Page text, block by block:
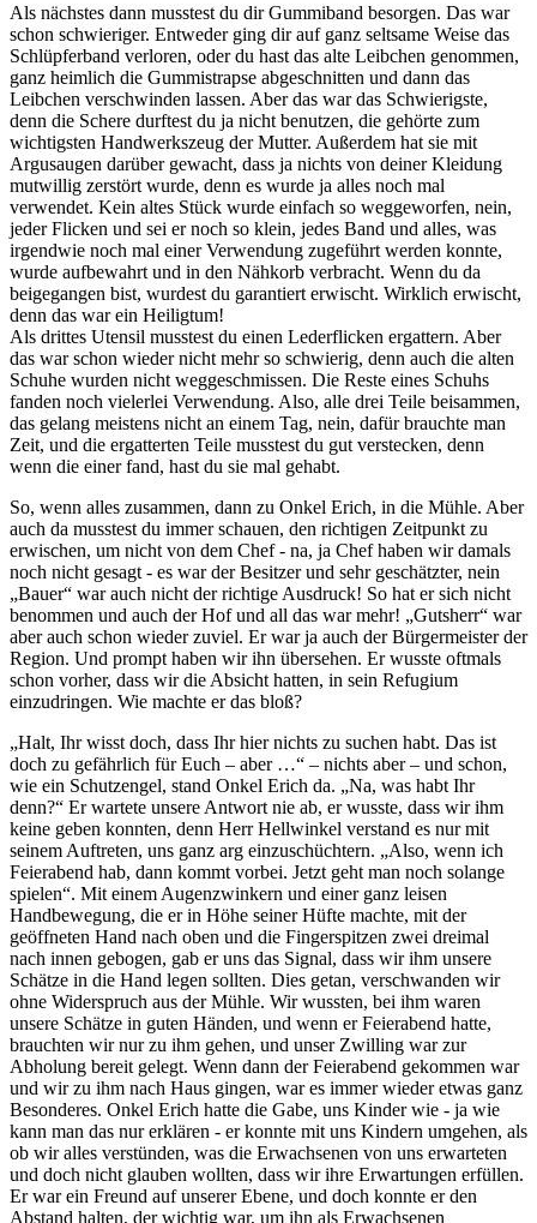
Als nächstes dann musstest du dir Gummiband besorgen. Das war
schon schwieriger. Entweder ging dir auf ganz seltsame Weise das
Schlüpferband verloren, oder du hast das alte Leibchen genommen,
ganz heimlich die Gummistrapse abgeschnitten und dann das
Leibchen verschwinden lassen. Aber das war das Schwierigste,
denn die Schere durftest du ja nicht benutzen, die gehörte zum
wichtigsten Handwerkszeug der Mutter. Außerdem hat sie mit
Argusaugen darüber gewacht, dass ja nichts von deiner Kleidung
mutwillig zerstört wurde, denn es wurde ja alles noch mal
verwendet. Kein altes Stück wurde einfach so weggeworfen, nein,
jeder Flicken und sei er noch so klein, jedes Band und alles, was
irgendwie noch mal einer Verwendung zugeführt werden konnte,
wurde aufbewahrt und in den Nähkorb verbracht. Wenn du da
beigegangen bist, wurdest du garantiert erwischt. Wirklich erwischt,
denn das war ein Heiligtum!
Als drittes Utensil musstest du einen Lederflicken ergattern. Aber
das war schon wieder nicht mehr so schwierig, denn auch die alten
Schuhe wurden nicht weggeschmissen. Die Reste eines Schuhs
fanden noch vielerlei Verwendung. Also, alle drei Teile beisammen,
das gelang meistens nicht an einem Tag, nein, dafür brauchte man
Zeit, und die ergatterten Teile musstest du gut verstecken, denn
wenn die einer fand, hast du sie mal gehabt.
So, wenn alles zusammen, dann zu Onkel Erich, in die Mühle. Aber
auch da musstest du immer schauen, den richtigen Zeitpunkt zu
erwischen, um nicht von dem Chef - na, ja Chef haben wir damals
noch nicht gesagt - es war der Besitzer und sehr geschätzter, nein
Bauer
war auch nicht der richtige Ausdruck! So hat er sich nicht
benommen und auch der Hof und all das war mehr!
Gutsherr
war
aber auch schon wieder zuviel. Er war ja auch der Bürgermeister der
Region. Und prompt haben wir ihn übersehen. Er wusste oftmals
schon vorher, dass wir die Absicht hatten, in sein Refugium
einzudringen. Wie machte er das bloß?
Halt, Ihr wisst doch, dass Ihr hier nichts zu suchen habt. Das ist
doch zu gefährlich für Euch – aber …
– nichts aber – und schon,
wie ein Schutzengel, stand Onkel Erich da.
Na, was habt Ihr
denn?
Er wartete unsere Antwort nie ab, er wusste, dass wir ihm
keine geben konnten, denn Herr Hellwinkel verstand es nur mit
seinem Auftreten, uns ganz arg einzuschüchtern.
Also, wenn ich
Feierabend hab, dann kommt vorbei. Jetzt geht man noch solange
spielen . Mit einem Augenzwinkern und einer ganz leisen
Handbewegung, die er in Höhe seiner Hüfte machte, mit der
geöffneten Hand nach oben und die Fingerspitzen zwei dreimal
nach innen gebogen, gab er uns das Signal, dass wir ihm unsere
Schätze in die Hand legen sollten. Dies getan, verschwanden wir
ohne Widerspruch aus der Mühle. Wir wussten, bei ihm waren
unsere Schätze in guten Händen, und wenn er Feierabend hatte,
brauchten wir nur zu ihm gehen, und unser Zwilling war zur
Abholung bereit gelegt. Wenn dann der Feierabend gekommen war
und wir zu ihm nach Haus gingen, war es immer wieder etwas ganz
Besonderes. Onkel Erich hatte die Gabe, uns Kinder wie - ja wie
kann man das nur erklären - er konnte mit uns Kindern umgehen, als
ob wir alles verstünden, was die Erwachsenen von uns erwarteten
und doch nicht glauben wollten, dass wir ihre Erwartungen erfüllen.
Er war ein Freund auf unserer Ebene, und doch konnte er den
Abstand halten, der wichtig war, um ihn als Erwachsenen